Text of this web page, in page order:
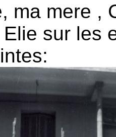
ma mere ,
sur les